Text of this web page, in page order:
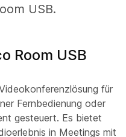
USB.
Room USB
für
Fernbedienung oder
gesteuert. Es bietet
in Meetings mit